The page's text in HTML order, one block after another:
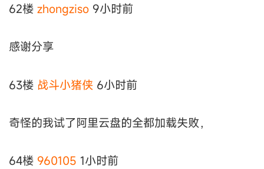
62楼 zhongziso 9小时前
感谢分享
63楼 战斗小猪侠 6小时前
奇怪的我试了阿里云盘的全都加载失败，
64楼 960105 1小时前